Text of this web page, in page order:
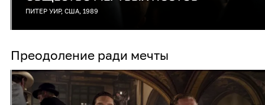
ПИТЕР УИР, США, 1989
Преодоление ради мечты